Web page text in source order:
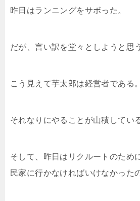
昨日はランニングをサボった。
だが、言い訳を堂々としようと思
こう見えて芋太郎は経営者である。
それなりにやることが山積してい
そして、昨日はリクルートのため
民家に行かなければいけなかった